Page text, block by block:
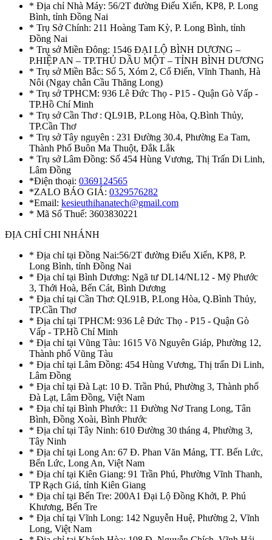
* Địa chỉ Nhà Máy: 56/2T đường Điểu Xiển, KP8, P. Long
Bình, tỉnh Đồng Nai
* Trụ Sở Chính: 211 Hoàng Tam Kỳ, P. Long Bình, tỉnh
Đồng Nai
* Trụ sở Miền Đông: 1546 ĐẠI LỘ BÌNH DƯƠNG –
P.HIỆP AN – TP.THỦ DẦU MỘT – TỈNH BÌNH DƯƠNG
* Trụ sở Miền Bắc: Số 5, Xóm 2, Cổ Điển, Vĩnh Thanh, Hà
Nôi (Ngay chân Cầu Thăng Long)
* Trụ sở TPHCM: 936 Lê Đức Thọ - P15 - Quận Gò Vấp -
TP.Hồ Chí Minh
* Trụ sở Cần Thơ : QL91B, P.Long Hòa, Q.Bình Thủy,
TP.Cần Thơ
* Trụ sở Tây nguyên : 231 Đường 30.4, Phường Ea Tam,
Thành Phố Buôn Ma Thuột, Đắk Lắk
* Trụ sở Lâm Đồng: Số 454 Hùng Vương, Thị Trấn Di Linh,
Lâm Đồng
*Điện thoại: 0369124565
*ZALO BÁO GIÁ: 0329576282
*Email: kesieuthihanatech@gmail.com
* Mã Số Thuế: 3603830221
ĐỊA CHỈ CHI NHÁNH
* Địa chỉ tại Đồng Nai:56/2T đường Điểu Xiển, KP8, P.
Long Bình, tỉnh Đồng Nai
* Địa chỉ tại Bình Dương: Ngã tư DL14/NL12 - Mỹ Phước
3, Thới Hoà, Bến Cát, Bình Dương
* Địa chỉ tại Cần Thơ: QL91B, P.Long Hòa, Q.Bình Thủy,
TP.Cần Thơ
* Địa chỉ tại TPHCM: 936 Lê Đức Thọ - P15 - Quận Gò
Vấp - TP.Hồ Chí Minh
* Địa chỉ tại Vũng Tàu: 1615 Võ Nguyên Giáp, Phường 12,
Thành phố Vũng Tàu
* Địa chỉ tại Lâm Đồng: 454 Hùng Vương, Thị trấn Di Linh,
Lâm Đồng
* Địa chỉ tại Đà Lạt: 10 Đ. Trần Phú, Phường 3, Thành phố
Đà Lạt, Lâm Đồng, Việt Nam
* Địa chỉ tại Bình Phước: 11 Đường Nơ Trang Long, Tân
Bình, Đồng Xoài, Bình Phước
* Địa chỉ tại Tây Ninh: 610 Đường 30 tháng 4, Phường 3,
Tây Ninh
* Địa chỉ tại Long An: 67 Đ. Phan Văn Mảng, TT. Bến Lức,
Bến Lức, Long An, Việt Nam
* Địa chỉ tại Kiên Giang: 91 Trần Phú, Phường Vĩnh Thanh,
TP Rạch Giá, tỉnh Kiên Giang
* Địa chỉ tại Bến Tre: 200A1 Đại Lộ Đồng Khởi, P. Phú
Khương, Bến Tre
* Địa chỉ tại Vĩnh Long: 142 Nguyễn Huệ, Phường 2, Vĩnh
Long, Việt Nam